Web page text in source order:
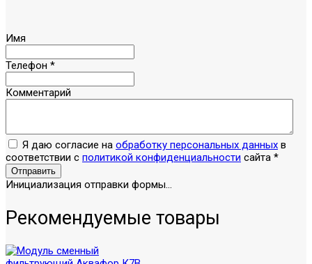
Имя
Телефон *
Комментарий
Я даю согласие на обработку персональных данных в
соответствии с политикой конфиденциальности сайта *
Отправить
Инициализация отправки формы...
Рекомендуемые товары